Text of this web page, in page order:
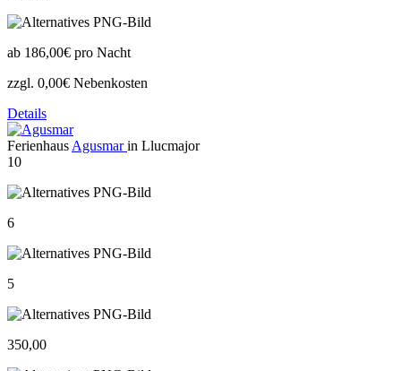
ab 186,00€ pro Nacht
zzgl. 0,00€ Nebenkosten
Details
Ferienhaus Agusmarin Llucmajor
10
6
5
350,00